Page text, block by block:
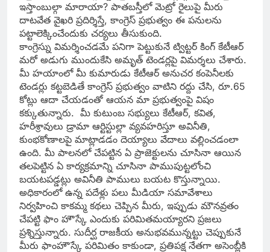
ఇస్తాంబుల్గా మారాయా? పాతబస్తీలో మెట్రో రైలుపై మీరు
దాటవేత వైఖరి ప్రదిర్శిస్తే, కాంగ్రెస్ ప్రభుత్వం ఈ పనులను
పట్టాలెక్కించేందుకు చర్యలు తీసుకుంది.
కాంగ్రెస్ను విమర్శించడమే పనిగా పెట్టుకునే ట్విట్టర్ కింగ్ కేటీఆర్
మరో అడుగు ముందుకేసి అమృత్ టెండర్లపై విమర్శలు చేశారు.
మీ హయాంలో మీ కుమారుడు కేటీఆర్ అనుచర కంపెనీలకు
టెండర్లు కట్టబెడితే కాంగ్రెస్ ప్రభుత్వం వాటిని రద్దు చేసి, రూ.65
కోట్లు ఆదా చేయడంతో ఆయన మా ప్రభుత్వంపై విషం
కక్కుతున్నారు. మీ కుటుంబ సభ్యులు కేటీఆర్, కవిత,
హరీశ్రావులు డ్రామా ఆర్టిస్టుల్లా వ్యవహరిస్తూ అవినీతి,
కుంభకోణాలపై మాట్లాడడం దెయ్యాలు వేదాలు వల్లించడంలా
ఉంది. మీ పాలనలో చేపట్టిన ఏ ప్రాజెక్టులను చూసినా ఆయిన
తలపెట్టిన ఏ కార్యక్రమాన్ని చూసినా పాముపుట్టలోంచి
బయటపడ్డట్లు అవినీతి పాములు బయట కొస్తున్నాయి.
అధికారంలో ఉన్న పదేళ్లు పలు మీడియా సమావేశాలు
నిర్వహించి కాకమ్మ కథలు చెప్పిన మీరు, ఇప్పుడు మౌనవ్రతం
చేపట్టి ఫాం హౌస్కే ఎందుకు పరిమితమయ్యారని ప్రజలు
ప్రశ్నిస్తున్నారు. సుదీర్ఘ రాజకీయ అనుభవమున్నట్టు చెప్పుకునే
మీరు ఫాంహౌస్కే పరిమితం కాకుండా, ప్రతిపక్ష నేతగా అసెంబ్లీకి